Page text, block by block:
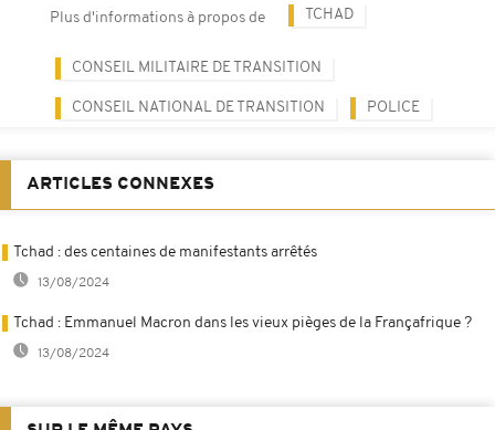
Plus d'informations à propos de TCHAD
CONSEIL MILITAIRE DE TRANSITION
CONSEIL NATIONAL DE TRANSITION POLICE
ARTICLES CONNEXES
Tchad : des centaines de manifestants arrêtés
13/08/2024
Tchad : Emmanuel Macron dans les vieux pièges de la Françafrique ?
13/08/2024